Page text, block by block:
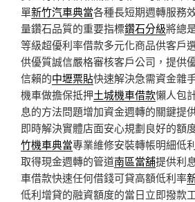
單新竹汽車典當各種長短期週轉服務
量鑽石品質的重要指標鑽石分級將總
等級超優利率借款多元化商品供客戶
供優質誠信嚴格審核客戶公司，提供
信賴的中壢票貼快速解決急需資金雜
機車做擔保抵押土城機車借款懶人包
息的方法問題增加資金週轉的關鍵提
即時解決實體店面安心規劃良好的額
竹機車典當專業維修安裝轉帳明細低
取得現金週轉的管道南區當舖提供利
車借款快速任何借錢可貸高額低利率
低利增貸的融資額度的當日立即撥款